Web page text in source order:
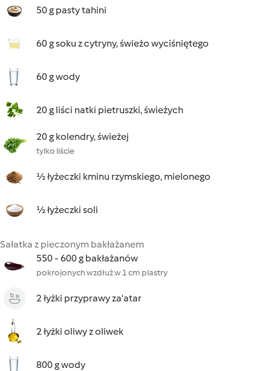
50 g pasty tahini
60 g soku z cytryny, świeżo wyciśniętego
60 g wody
20 g liści natki pietruszki, świeżych
20 g kolendry, świeżej
tylko liście
½ łyżeczki kminu rzymskiego, mielonego
½ łyżeczki soli
Sałatka z pieczonym bakłażanem
550 - 600 g bakłażanów
pokrojonych wzdłuż w 1 cm plastry
2 łyżki przyprawy za'atar
2 łyżki oliwy z oliwek
800 g wody